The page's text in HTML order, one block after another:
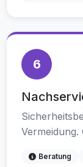
6
Beratung